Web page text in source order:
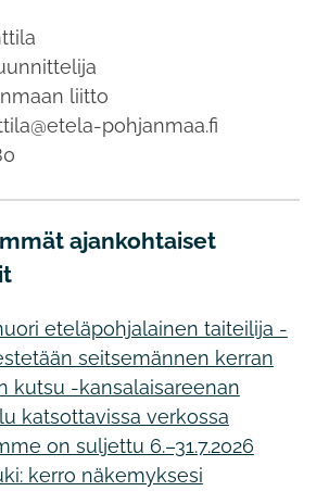
liitto
pohjanmaa.fi
ajankohtaiset
eteläpohjalainen taiteilija -
seitsemännen kerran
kutsu -kansalaisareenan
katsottavissa verkossa
on suljettu 6.–31.7.2026
kerro näkemyksesi